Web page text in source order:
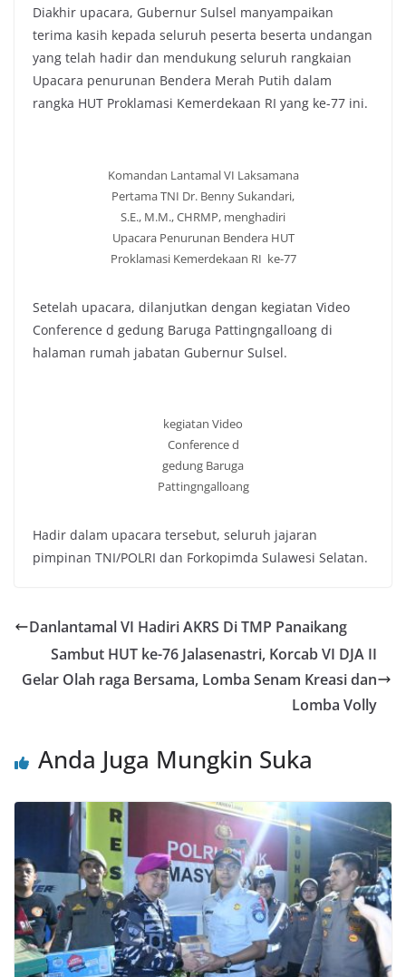
Diakhir upacara, Gubernur Sulsel manyampaikan
terima kasih kepada seluruh peserta beserta undangan
yang telah hadir dan mendukung seluruh rangkaian
Upacara penurunan Bendera Merah Putih dalam
rangka HUT Proklamasi Kemerdekaan RI yang ke-77 ini.
Komandan Lantamal VI Laksamana
Pertama TNI Dr. Benny Sukandari,
S.E., M.M., CHRMP, menghadiri
Upacara Penurunan Bendera HUT
Proklamasi Kemerdekaan RI ke-77
Setelah upacara, dilanjutkan dengan kegiatan Video
Conference d gedung Baruga Pattingngalloang di
halaman rumah jabatan Gubernur Sulsel.
kegiatan Video
Conference d
gedung Baruga
Pattingngalloang
Hadir dalam upacara tersebut, seluruh jajaran
pimpinan TNI/POLRI dan Forkopimda Sulawesi Selatan.
Danlantamal VI Hadiri AKRS Di TMP Panaikang
Sambut HUT ke-76 Jalasenastri, Korcab VI DJA II
Gelar Olah raga Bersama, Lomba Senam Kreasi dan
Lomba Volly
Anda Juga Mungkin Suka